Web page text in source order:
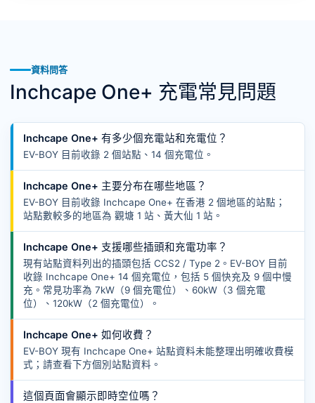
資料問答
Inchcape One+ 充電常見問題
Inchcape One+ 有多少個充電站和充電位？
EV-BOY 目前收錄 2 個站點、14 個充電位。
Inchcape One+ 主要分布在哪些地區？
EV-BOY 目前收錄 Inchcape One+ 在香港 2 個地區的站點；
站點數較多的地區為 觀塘 1 站、黃大仙 1 站。
Inchcape One+ 支援哪些插頭和充電功率？
現有站點資料列出的插頭包括 CCS2 / Type 2。EV-BOY 目前
收錄 Inchcape One+ 14 個充電位，包括 5 個快充及 9 個中慢
充。常見功率為 7kW（9 個充電位）、60kW（3 個充電
位）、120kW（2 個充電位）。
Inchcape One+ 如何收費？
EV-BOY 現有 Inchcape One+ 站點資料未能整理出明確收費模
式；請查看下方個別站點資料。
這個頁面會顯示即時空位嗎？